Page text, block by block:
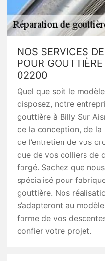
NOS SERVICES
POUR
02200
Quel que soit le
disposez, notre
gouttière à Billy Sur
de la conception, de la
de l’entretien de vos
que de vos colliers de
forgé. Sachez que
spécialisé pour
gouttière. Nos
s’adapteront au
forme de vos
confier votre projet.